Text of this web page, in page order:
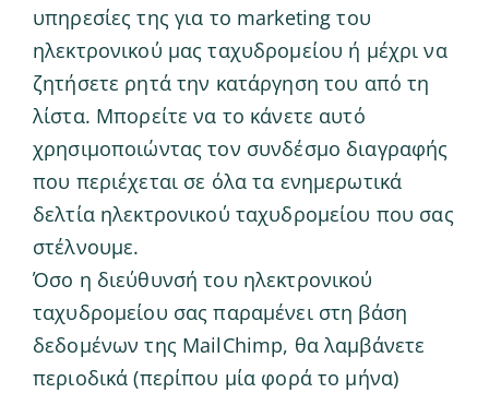
υπηρεσίες της για το marketing του
ηλεκτρονικού μας ταχυδρομείου ή μέχρι να
ζητήσετε ρητά την κατάργηση του από τη
λίστα. Μπορείτε να το κάνετε αυτό
χρησιμοποιώντας τον συνδέσμο διαγραφής
που περιέχεται σε όλα τα ενημερωτικά
δελτία ηλεκτρονικού ταχυδρομείου που σας
στέλνουμε.
Όσο η διεύθυνσή του ηλεκτρονικού
ταχυδρομείου σας παραμένει στη βάση
δεδομένων της MailChimp, θα λαμβάνετε
περιοδικά (περίπου μία φορά το μήνα)